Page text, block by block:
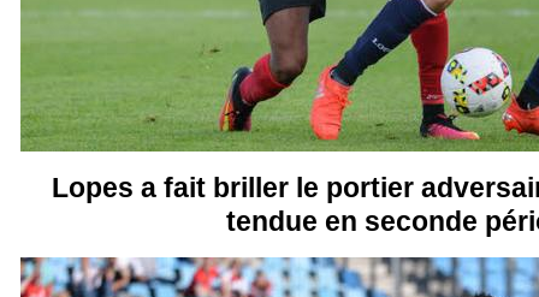
Lopes a fait briller le portier
tendue en seconde